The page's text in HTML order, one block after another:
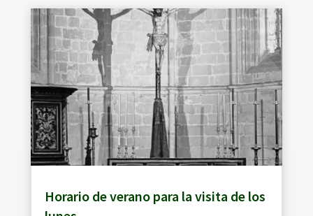
Horario de verano para la visita de los